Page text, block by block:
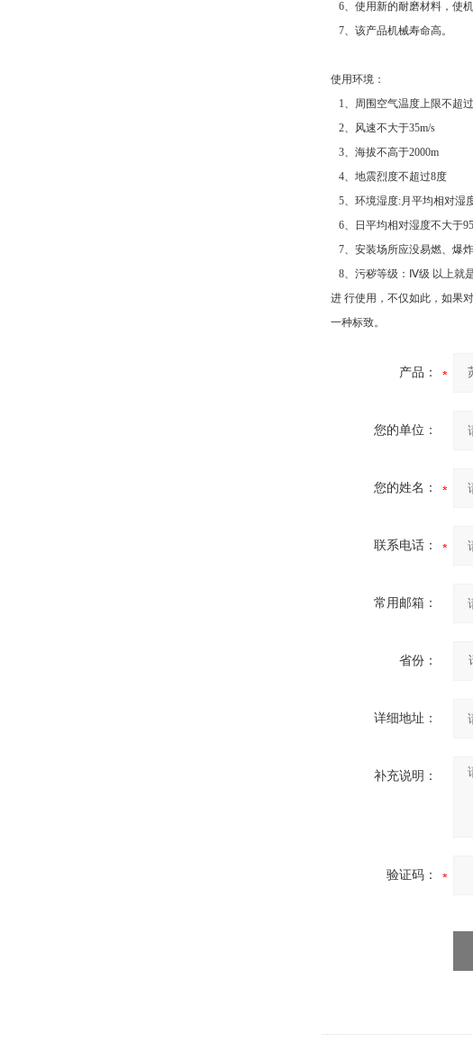
6、使用新的耐磨材料，使机
7、该产品机械寿命高。
使用环境：
1、周围空气温度上限不超
2、风速不大于35m/s
3、海拔不高于2000m
4、地震烈度不超过8度
5、环境湿度:月平均相对湿
6、日平均相对湿度不大于
7、安装场所应没易燃、爆
8、污秽等级：Ⅳ级 以上就
进 行使用，不仅如此，如果
一种标致。
产品：
您的单位：
您的姓名：
联系电话：
常用邮箱：
省份：
详细地址：
补充说明：
验证码：